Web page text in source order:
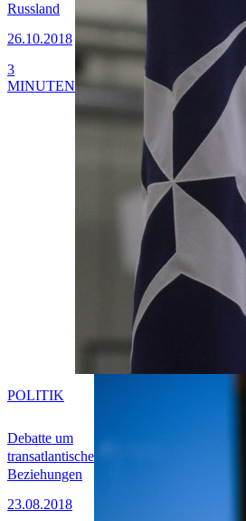
Russland
26.10.2018
3
MINUTEN
Debatte um
transatlantische
Beziehungen
23.08.2018
POLITIK